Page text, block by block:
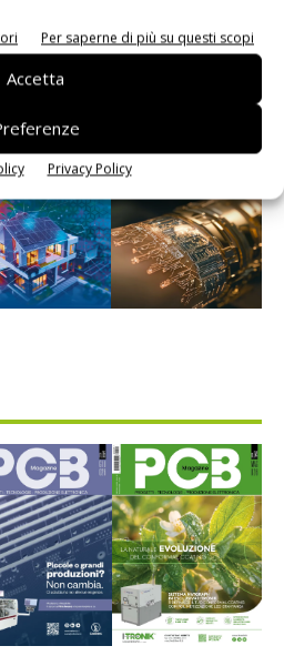
Per saperne di più su questi scopi
Accetta
Privacy Policy